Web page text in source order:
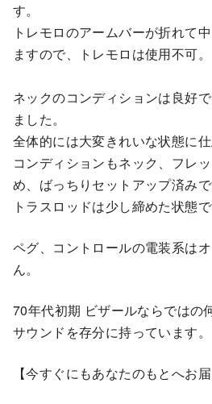
す。
トレモロのアームバーが折れて
ますので、トレモロは使用不可。
ネックのコンディションは良好
ました。
全体的には大変きれいな状態に仕
コンディションもネック、フレ
め、ばっちりセットアップ済みで
トラスロッドは少し締めた状態で
ペグ、コントロールの電装系は
ん。
70年代初期 ビザールならではの
サウンドを存分に持っています。
【今すぐにもあなたのもとへお